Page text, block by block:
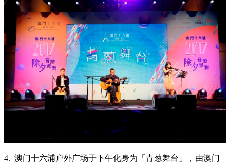
4. 澳门十六浦户外广场于下午化身为「青葱舞台」，由澳门